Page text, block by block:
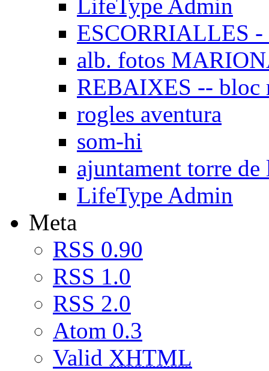
LifeType Admin
ESCORRIALLES -
alb. fotos
REBAIXES -- bloc
rogles aventura
som-hi
ajuntament torre de
LifeType Admin
Meta
RSS 0.90
RSS 1.0
RSS 2.0
Atom 0.3
Valid XHTML